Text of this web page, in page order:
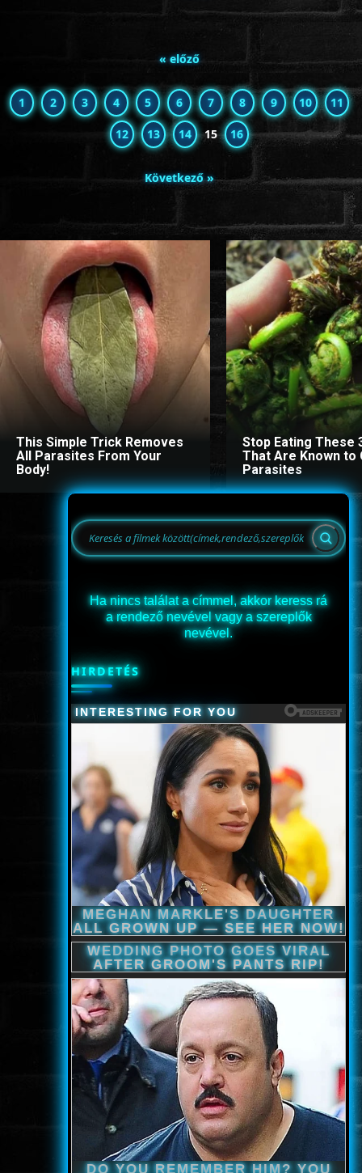
« előző
1 2 3 4 5 6 7 8 9 10 11
12 13 14 15 16
Következő »
This Simple Trick Removes
All Parasites From Your
Body!
Stop Eating These
That Are Known to
Parasites
Ha nincs találat a címmel, akkor keress rá
a rendező nevével vagy a szereplők
nevével.
HIRDETÉS